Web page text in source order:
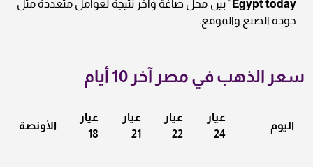
Egypt today ” بين محل صاغة وآخر نتيجة لعوامل متعددة مثل
جودة الصنع والموقع.
سعر الذهب في مصر آخر 10 أيام
اليوم
عيار
24
عيار
22
عيار
21
عيار
18
الأونصة